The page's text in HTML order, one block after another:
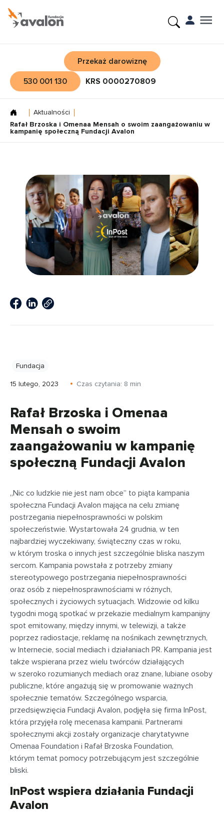
Przekaż darowiznę
530 001 130
KRS 0000270809
Aktualności
Rafał Brzoska i Omenaa Mensah o swoim zaangażowaniu w
kampanię społeczną Fundacji Avalon
Fundacja
15 lutego, 2023 Czas czytania: 8 min
Rafał Brzoska i Omenaa
Mensah o swoim
zaangażowaniu w kampanię
społeczną Fundacji Avalon
„Nic co ludzkie nie jest nam obce” to piąta kampania
społeczna Fundacji Avalon mająca na celu zmianę
postrzegania niepełnosprawności w polskim
społeczeństwie. Wystartowała 24 grudnia, w ten
najbardziej wyczekiwany, świąteczny czas w roku,
w którym troska o innych jest szczególnie bliska naszym
sercom. Kampania powstała z potrzeby zmiany
stereotypowego postrzegania niepełnosprawności
oraz osób z niepełnosprawnościami w różnych,
społecznych i życiowych sytuacjach. Widzowie od kilku
tygodni mogą spotkać w przekazie medialnym kampanijny
spot emitowany, między innymi, w telewizji, a także
poprzez radiostacje, reklamę na nośnikach zewnętrznych,
w Internecie, social mediach i działaniach PR. Kampania jest
także wspierana przez wielu twórców działających
w szeroko rozumianych mediach oraz znane, lubiane osoby
publiczne, które angażują się w promowanie ważnych
społecznie tematów. Szczególnego wsparcia,
przedsięwzięcia Fundacji Avalon, podjęła się firma InPost,
która przyjęła rolę mecenasa kampanii. Partnerami
społecznymi akcji zostały organizacje charytatywne
Omenaa Foundation i Rafał Brzoska Foundation,
którym temat pomocy potrzebującym jest szczególnie
bliski.
InPost wspiera działania Fundacji
Avalon